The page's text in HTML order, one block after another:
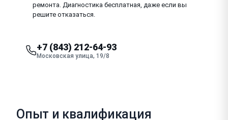
ремонта. Диагностика бесплатная, даже если вы
решите отказаться.
+7 (843) 212-64-93
Московская улица, 19/8
Опыт и квалификация